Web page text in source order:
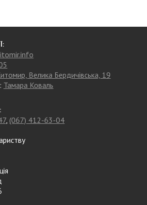
Велика Бердичівська, 19
Тамара Коваль
, (067) 412-63-04